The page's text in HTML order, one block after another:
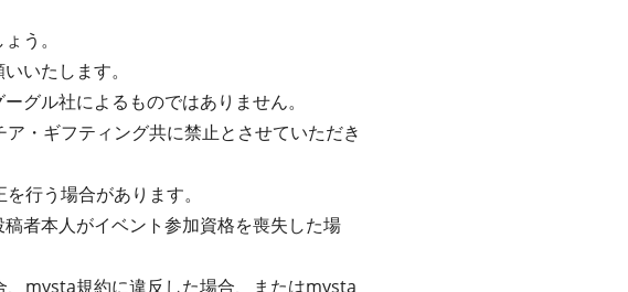
う。
いたします。
グル社によるものではありません。
・ギフティング共に禁止とさせていただき
行う場合があります。
者本人がイベント参加資格を喪失した場
mysta規約に違反した場合、またはmysta